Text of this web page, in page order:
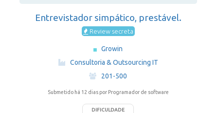
Entrevistador simpático, prestável.
Review secreta
Growin
·
Consultoria & Outsourcing IT
·
201-500
Submetido há 12 dias por Programador de software
DIFICULDADE